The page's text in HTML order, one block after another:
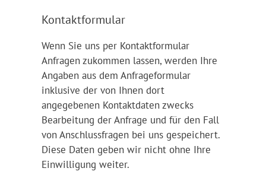
Kontaktformular
Wenn Sie uns per Kontaktformular
Anfragen zukommen lassen, werden Ihre
Angaben aus dem Anfrageformular
inklusive der von Ihnen dort
angegebenen Kontaktdaten zwecks
Bearbeitung der Anfrage und für den Fall
von Anschlussfragen bei uns gespeichert.
Diese Daten geben wir nicht ohne Ihre
Einwilligung weiter.